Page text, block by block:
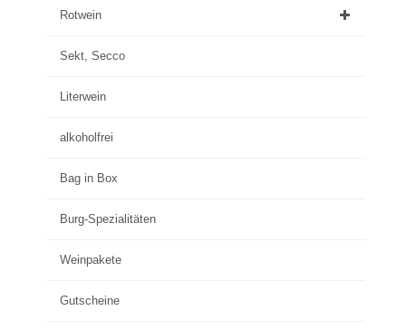
Rotwein
Sekt, Secco
Literwein
alkoholfrei
Bag in Box
Burg-Spezialitäten
Weinpakete
Gutscheine